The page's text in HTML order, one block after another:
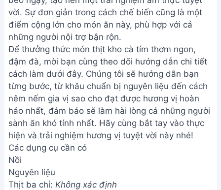
vời. Sự đơn giản trong cách chế biến cũng là một
điểm cộng lớn cho món ăn này, phù hợp với cả
những người nội trợ bận rộn.
Để thưởng thức món thịt kho cà tím thơm ngon,
đậm đà, mời bạn cùng theo dõi hướng dẫn chi tiết
cách làm dưới đây. Chúng tôi sẽ hướng dẫn bạn
từng bước, từ khâu chuẩn bị nguyên liệu đến cách
nêm nếm gia vị sao cho đạt được hương vị hoàn
hảo nhất, đảm bảo sẽ làm hài lòng cả những người
sành ăn khó tính nhất. Hãy cùng bắt tay vào thực
hiện và trải nghiệm hương vị tuyệt vời này nhé!
Các dụng cụ cần có
Nồi
Nguyên liệu
Thịt ba chỉ: Không xác định